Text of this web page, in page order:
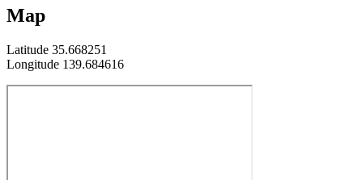
Map
Latitude 35.668251
Longitude 139.684616